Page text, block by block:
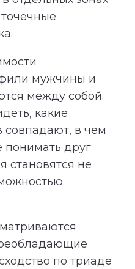
мужчины и
между собой.
какие
совпадают, в чем
понимать друг
становятся не
по триаде